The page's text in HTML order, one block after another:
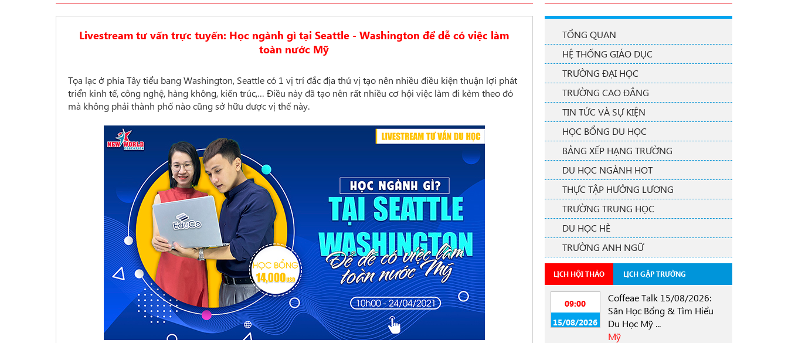
Livestream tư vấn trực tuyến: Học ngành gì tại Seattle - Washington để dễ có việc làm
toàn nước Mỹ
Tọa lạc ở phía Tây tiểu bang Washington, Seattle có 1 vị trí đắc địa thú vị tạo nên nhiều điều kiện thuận lợi phát
triển kinh tế, công nghệ, hàng không, kiến trúc,… Điều này đã tạo nên rất nhiều cơ hội việc làm đi kèm theo đó
mà không phải thành phố nào cũng sở hữu được vị thế này.
TỔNG QUAN
HỆ THỐNG GIÁO DỤC
TRƯỜNG ĐẠI HỌC
TRƯỜNG CAO ĐẲNG
TIN TỨC VÀ SỰ KIỆN
HỌC BỔNG DU HỌC
BẢNG XẾP HẠNG TRƯỜNG
DU HỌC NGÀNH HOT
THỰC TẬP HƯỞNG LƯƠNG
TRƯỜNG TRUNG HỌC
DU HỌC HÈ
TRƯỜNG ANH NGỮ
LỊCH HỘI THẢO LỊCH GẶP TRƯỜNG
09:00
15/08/2026
Coffeae Talk 15/08/2026:
Săn Học Bổng & Tìm Hiểu
Du Học Mỹ ...
Mỹ